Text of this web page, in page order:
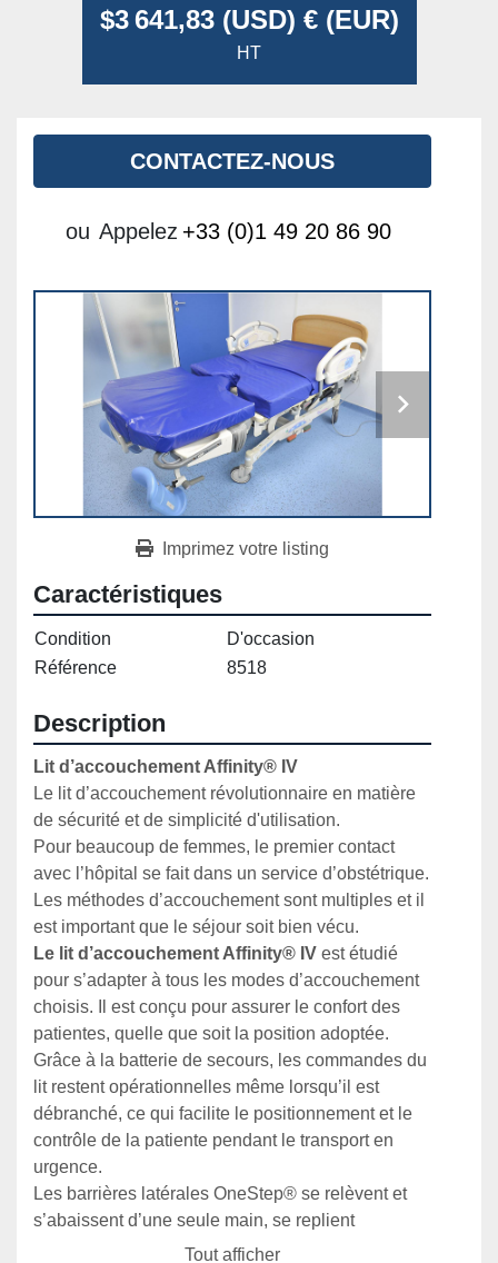
$3 641,83 (USD) € (EUR)
HT
CONTACTEZ-NOUS
ou Appelez +33 (0)1 49 20 86 90
Imprimez votre listing
Caractéristiques
Condition
D'occasion
Référence
8518
Description
Lit d’accouchement Affinity® IV
Le lit d’accouchement révolutionnaire en matière
de sécurité et de simplicité d'utilisation.
Pour beaucoup de femmes, le premier contact
avec l’hôpital se fait dans un service d’obstétrique.
Les méthodes d’accouchement sont multiples et il
est important que le séjour soit bien vécu.
Le lit d’accouchement Affinity® IV est étudié
pour s’adapter à tous les modes d’accouchement
choisis. Il est conçu pour assurer le confort des
patientes, quelle que soit la position adoptée.
Grâce à la batterie de secours, les commandes du
lit restent opérationnelles même lorsqu’il est
débranché, ce qui facilite le positionnement et le
contrôle de la patiente pendant le transport en
urgence.
Les barrières latérales OneStep® se relèvent et
s’abaissent d’une seule main, se replient
automatiquement sous le lit pendant la descente.
Tout afficher